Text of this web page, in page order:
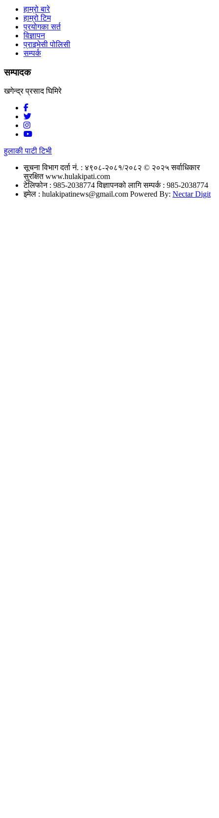
हाम्रो बारे
हाम्रो टिम
प्रयोगका सर्त
विज्ञापन
प्राइभेसी पोलिसी
सम्पर्क
सम्पादक
खगेन्द्र प्रसाद घिमिरे
हुलाकी पाटी टिभी
सूचना विभाग दर्ता नं. : ४९०८-२०८१/२०८२ © २०२५ सर्वाधिकार
सुरक्षित www.hulakipati.com
टेलिफोन : 985-2038774विज्ञापनको लागि सम्पर्क : 985-2038774
इमेल : hulakipatinews@gmail.com Powered By: Nectar Digit